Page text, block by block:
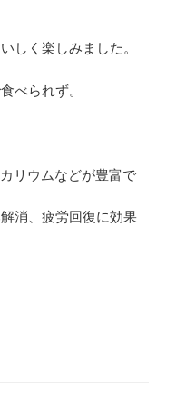
しく楽しみました。
べられず。
リウムなどが豊富で
消、疲労回復に効果